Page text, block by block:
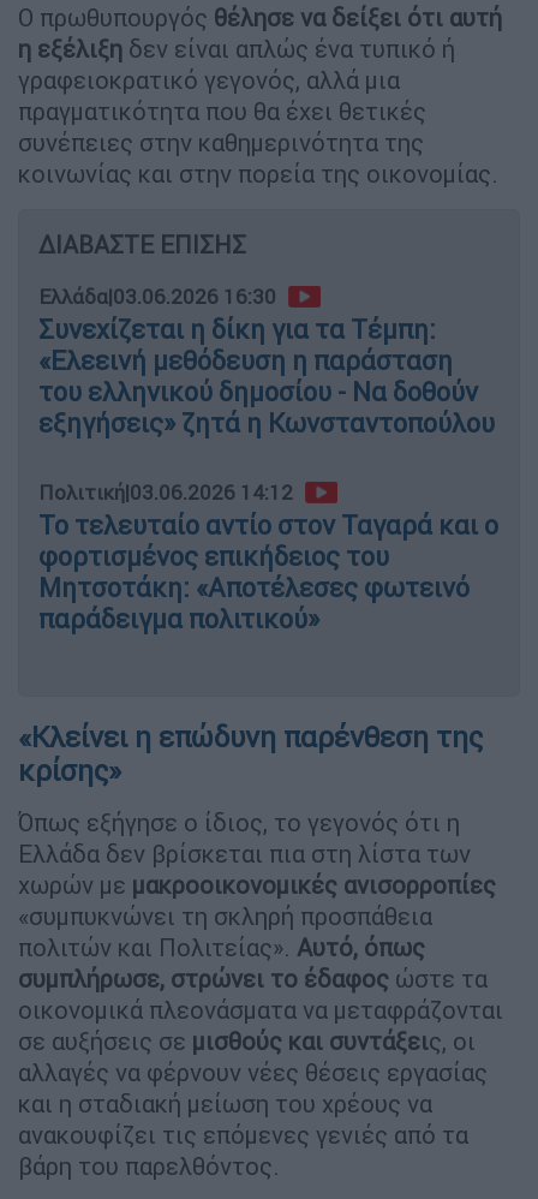
Ο πρωθυπουργός θέλησε να δείξει ότι αυτή
η εξέλιξη δεν είναι απλώς ένα τυπικό ή
γραφειοκρατικό γεγονός, αλλά μια
πραγματικότητα που θα έχει θετικές
συνέπειες στην καθημερινότητα της
κοινωνίας και στην πορεία της οικονομίας.
ΔΙΑΒΑΣΤΕ ΕΠΙΣΗΣ
Ελλάδα|03.06.2026 16:30
Συνεχίζεται η δίκη για τα Τέμπη:
«Ελεεινή μεθόδευση η παράσταση
του ελληνικού δημοσίου - Να δοθούν
εξηγήσεις» ζητά η Κωνσταντοπούλου
Πολιτική|03.06.2026 14:12
Το τελευταίο αντίο στον Ταγαρά και ο
φορτισμένος επικήδειος του
Μητσοτάκη: «Αποτέλεσες φωτεινό
παράδειγμα πολιτικού»
«Κλείνει η επώδυνη παρένθεση της
κρίσης»
Όπως εξήγησε ο ίδιος, το γεγονός ότι η
Ελλάδα δεν βρίσκεται πια στη λίστα των
χωρών με μακροοικονομικές ανισορροπίες
«συμπυκνώνει τη σκληρή προσπάθεια
πολιτών και Πολιτείας». Αυτό, όπως
συμπλήρωσε, στρώνει το έδαφος ώστε τα
οικονομικά πλεονάσματα να μεταφράζονται
σε αυξήσεις σε μισθούς και συντάξεις, οι
αλλαγές να φέρνουν νέες θέσεις εργασίας
και η σταδιακή μείωση του χρέους να
ανακουφίζει τις επόμενες γενιές από τα
βάρη του παρελθόντος.